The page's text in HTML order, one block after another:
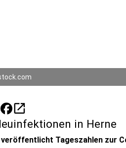
open_in_new
in Herne
Tageszahlen zur